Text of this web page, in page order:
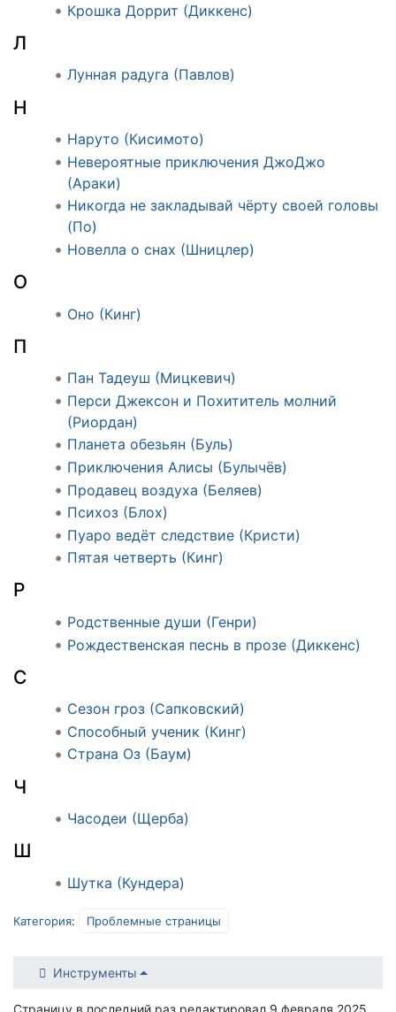
Крошка Доррит (Диккенс)
Л
Лунная радуга (Павлов)
Н
Наруто (Кисимото)
Невероятные приключения ДжоДжо
(Араки)
Никогда не закладывай чёрту своей головы
(По)
Новелла о снах (Шницлер)
О
Оно (Кинг)
П
Пан Тадеуш (Мицкевич)
Перси Джексон и Похититель молний
(Риордан)
Планета обезьян (Буль)
Приключения Алисы (Булычёв)
Продавец воздуха (Беляев)
Психоз (Блох)
Пуаро ведёт следствие (Кристи)
Пятая четверть (Кинг)
Р
Родственные души (Генри)
Рождественская песнь в прозе (Диккенс)
С
Сезон гроз (Сапковский)
Способный ученик (Кинг)
Страна Оз (Баум)
Ч
Часодеи (Щерба)
Ш
Шутка (Кундера)
Категория: Проблемные страницы
Инструменты